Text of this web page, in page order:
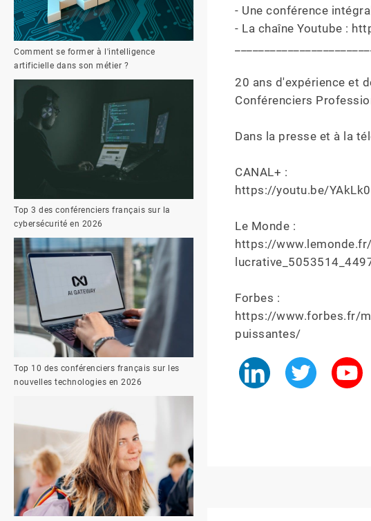
Comment se former à l'intelligence
artificielle dans son métier ?
Top 3 des conférenciers français sur la
cybersécurité en 2026
Top 10 des conférenciers français sur les
nouvelles technologies en 2026
- Une conférence
- La chaîne Youtube :
20 ans d'expérience et
Conférenciers
Dans la presse et à la
CANAL+ :
https://youtu.be/
Le Monde :
https://
Forbes :
https://www.forbes.fr/
puissantes/